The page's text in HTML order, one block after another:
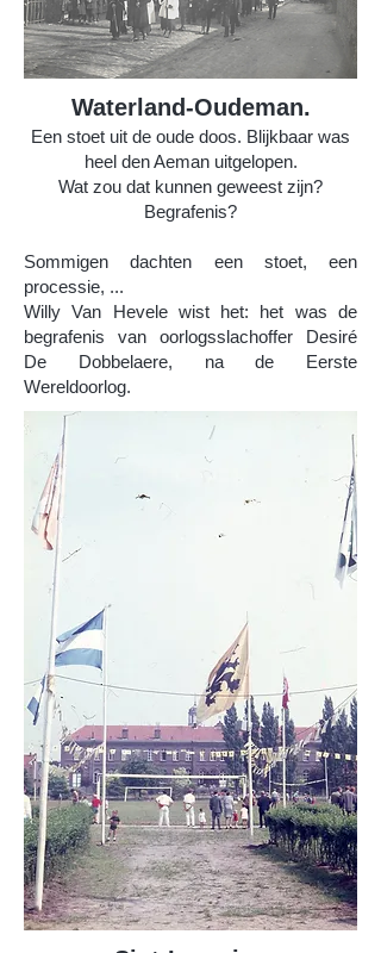
Waterland-Oudeman.
Een stoet uit de oude doos. Blijkbaar was
heel den Aeman uitgelopen.
Wat zou dat kunnen geweest zijn?
Begrafenis?
Sommigen dachten een stoet, een
processie, ...
Willy Van Hevele wist het: het was de
begrafenis van oorlogsslachoffer Desiré
De Dobbelaere, na de Eerste
Wereldoorlog.